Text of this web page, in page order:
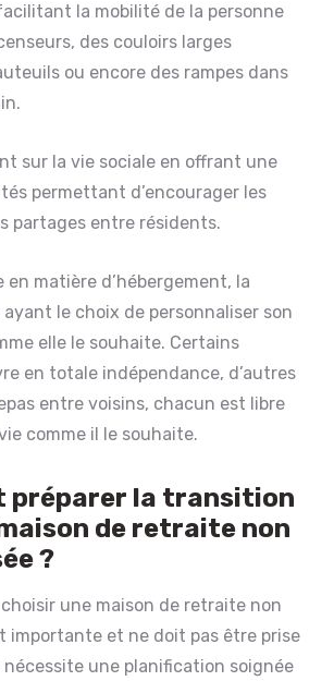
la mobilité de la personne
des couloirs larges
ou encore des rampes dans
sur la vie sociale en offrant une
permettant d’encourager les
partages entre résidents.
en matière d’hébergement, la
ayant le choix de personnaliser son
elle le souhaite. Certains
en totale indépendance, d’autres
entre voisins, chacun est libre
comme il le souhaite.
préparer la transition
de retraite non
?
une maison de retraite non
importante et ne doit pas être prise
nécessite une planification soignée